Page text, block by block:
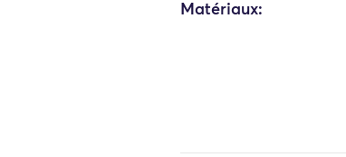
Matériaux: